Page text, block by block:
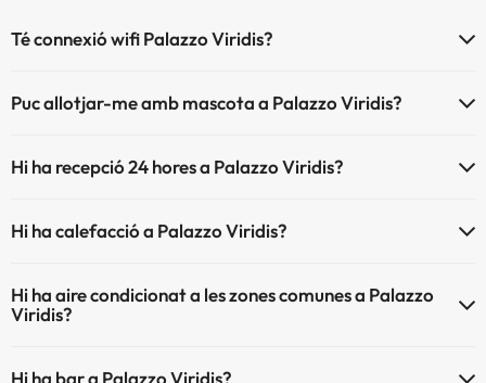
Té connexió wifi Palazzo Viridis?
Puc allotjar-me amb mascota a Palazzo Viridis?
directe a l'hotel). Consulta les condicions.
Hi ha recepció 24 hores a Palazzo Viridis?
Hi ha calefacció a Palazzo Viridis?
Hi ha aire condicionat a les zones comunes a Palazzo
Viridis?
Hi ha bar a Palazzo Viridis?